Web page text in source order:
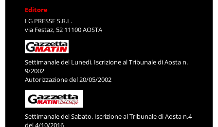
Editore
LG PRESSE S.R.L.
via Festaz, 52 11100 AOSTA
Settimanale del Lunedì. Iscrizione al Tribunale di Aosta n.
9/2002
Autorizzazione del 20/05/2002
Settimanale del Sabato. Iscrizione al Tribunale di Aosta n.4
del 4/10/2016